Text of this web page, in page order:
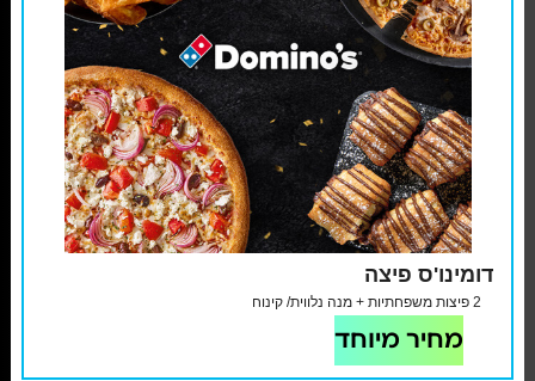
דומינו'ס פיצה
2 פיצות משפחתיות + מנה נלווית/ קינוח
מחיר מיוחד